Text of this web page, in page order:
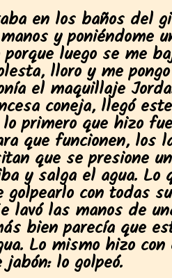
en los baños del
y poniéndome
luego se me
lloro y me
el maquillaje
coneja, llegó
primero que hizo
que funcionen, los
que se presione
y salga el agua. Lo
con todas
lavó las manos de
bien parecía que
Lo mismo hizo con
lo golpeó.